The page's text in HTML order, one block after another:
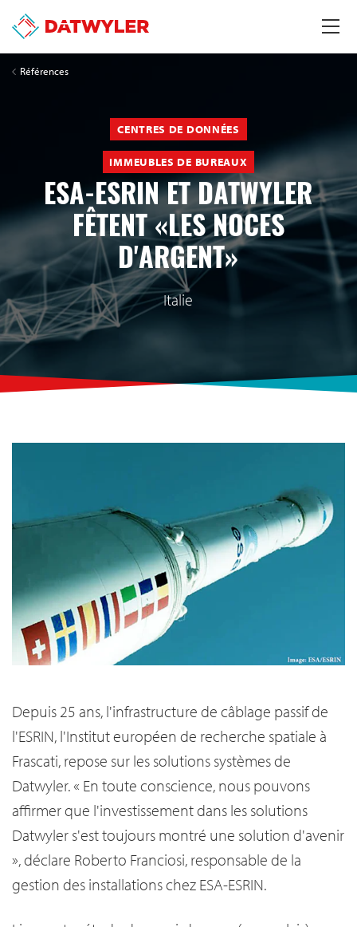
Références
CENTRES DE DONNÉES
IMMEUBLES DE BUREAUX
ESA-ESRIN ET DATWYLER
FÊTENT «LES NOCES
D'ARGENT»
Italie
Depuis 25 ans, l'infrastructure de câblage passif de
l'ESRIN, l'Institut européen de recherche spatiale à
Frascati, repose sur les solutions systèmes de
Datwyler. « En toute conscience, nous pouvons
affirmer que l'investissement dans les solutions
Datwyler s'est toujours montré une solution d'avenir
», déclare Roberto Franciosi, responsable de la
gestion des installations chez ESA-ESRIN.